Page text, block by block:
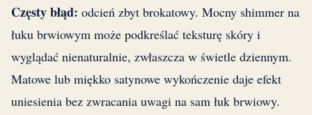
Częsty błąd: odcień zbyt brokatowy. Mocny shimmer na
łuku brwiowym może podkreślać teksturę skóry i
wyglądać nienaturalnie, zwłaszcza w świetle dziennym.
Matowe lub miękko satynowe wykończenie daje efekt
uniesienia bez zwracania uwagi na sam łuk brwiowy.